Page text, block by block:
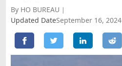
By HO BUREAU
Updated DateSeptember 16, 2024